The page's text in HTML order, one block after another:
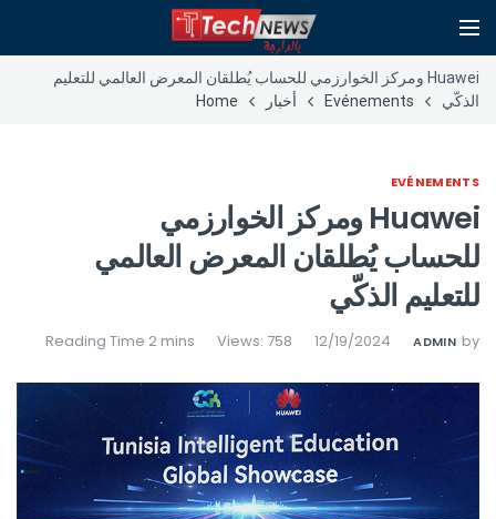
Huawei ومركز الخوارزمي للحساب يُطلقان المعرض العالمي للتعليم
الذكّي
Evénements أخبار Home
EVÉNEMENTS
Huawei ومركز الخوارزمي
للحساب يُطلقان المعرض العالمي
للتعليم الذكّي
by
ADMIN
12/19/2024
Views: 758